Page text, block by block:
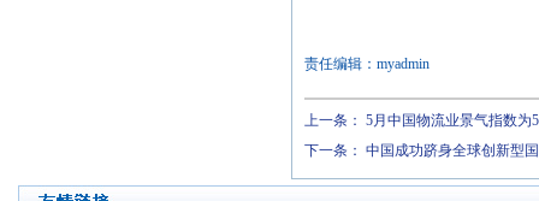
责任编辑：myadmin
上一条： 5月中国物流业景气指数为
下一条： 中国成功跻身全球创新型